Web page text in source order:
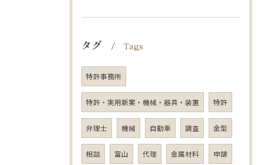
タグ Tags
特許事務所
特許・実用新案・機械・器具・装置 特許
弁理士 機械 自動車 調査 金型
相談 富山 代理 金属材料 申請